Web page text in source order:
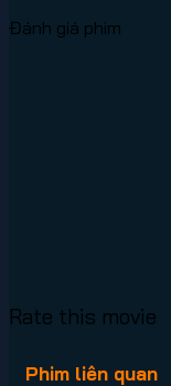
Đánh giá phim
Rate this movie
Phim liên quan